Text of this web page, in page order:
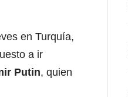
en Turquía,
a ir
Putin, quien